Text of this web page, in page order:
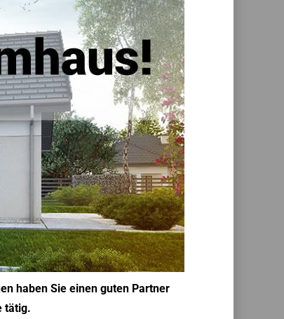
haben Sie einen guten Partner
tätig.